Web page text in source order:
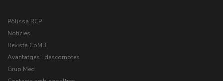
Pòlissa RCP
Notícies
Revista CoMB
Avantatges i descomptes
Grup Med